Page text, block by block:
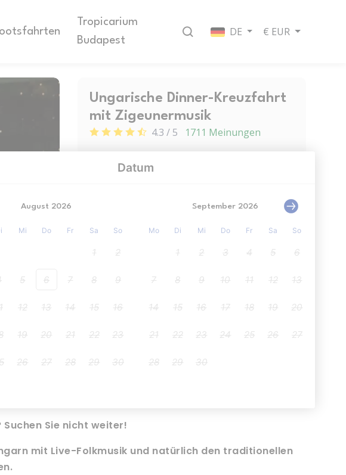
Tropicarium
Budapest
DE € EUR
Ungarische Dinner-Kreuzfahrt
mit Zigeunermusik
4.3 / 5 1711 Meinungen
Verfügbarkeit prüfen
Freie Stoneirung
Sofort Bestätigen
Sie nicht weiter!
mit Live-Folkmusik und natürlich den traditionellen